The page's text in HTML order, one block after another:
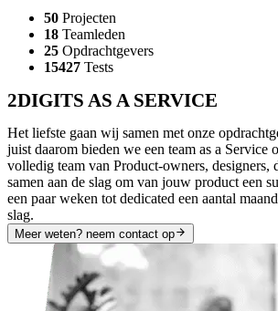
50 Projecten
18 Teamleden
25 Opdrachtgevers
15427 Tests
2DIGITS AS A SERVICE
Het liefste gaan wij samen met onze
juist daarom bieden we een team as a Service
volledig team van Product-owners, designers,
samen aan de slag om van jouw product een
een paar weken tot dedicated een aantal
slag.
Meer weten? neem contact op